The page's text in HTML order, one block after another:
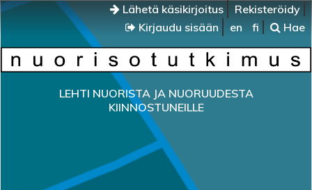
Lähetä käsikirjoitus
Rekisteröidy
Kirjaudu sisään
en fi Hae
LEHTI NUORISTA JA NUORUUDESTA
KIINNOSTUNEILLE